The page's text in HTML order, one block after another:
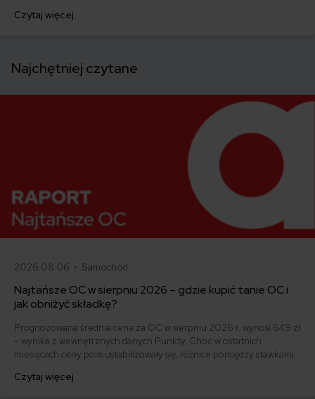
ubezpieczenia samochodowe.
Czytaj więcej
Najchętniej czytane
2026.08.06 • Samochód
Najtańsze OC w sierpniu 2026 – gdzie kupić tanie OC i
jak obniżyć składkę?
Prognozowana średnia cena za OC w sierpniu 2026 r. wynosi 649 zł
– wynika z wewnętrznych danych Punkty. Choć w ostatnich
miesiącach ceny polis ustabilizowały się, różnice pomiędzy stawkami
500 zł, inni – powyżej 1500 zł. Gdzie znaleźć najtańsze OC w Polsce
Czytaj więcej